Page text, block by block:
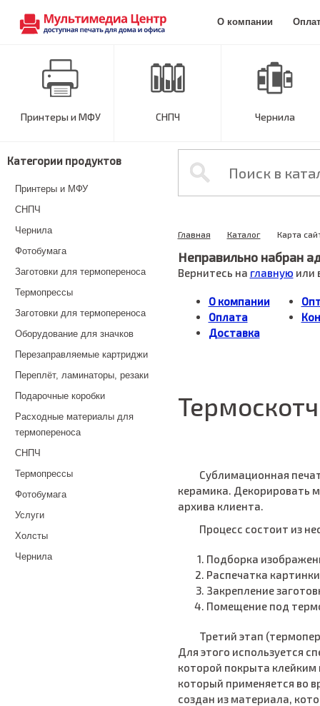
О компании
Принтеры и МФУ СНПЧ Чернила
Категории продуктов
Принтеры и МФУ
СНПЧ
Чернила
Фотобумага
Заготовки для термопереноса
Термопрессы
Заготовки для термопереноса
Оборудование для значков
Перезаправляемые картриджи
Переплёт, ламинаторы, резаки
Подарочные коробки
Расходные материалы для
термопереноса
СНПЧ
Термопрессы
Фотобумага
Услуги
Холсты
Чернила
Главная Каталог Карта
Неправильно набран
Вернитесь на главную или
О компании
Оплата
Доставка
Термоскотч
Сублимационная
керамика. Декорировать
архива клиента.
Процесс состоит из
Подборка
Распечатка
Закрепление
Помещение под
Третий этап
Для этого используется
которой покрыта
который применяется во
создан из материала,